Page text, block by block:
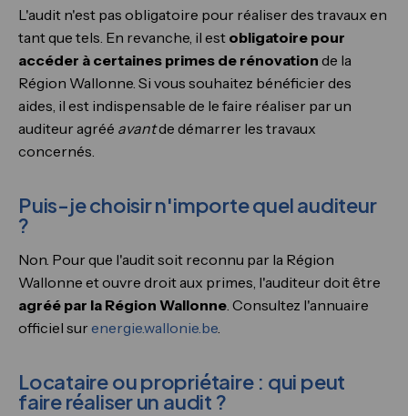
L'audit n'est pas obligatoire pour réaliser des travaux en
tant que tels. En revanche, il est obligatoire pour
accéder à certaines primes de rénovation de la
Région Wallonne. Si vous souhaitez bénéficier des
aides, il est indispensable de le faire réaliser par un
auditeur agréé avantde démarrer les travaux
concernés.
Puis-je choisir n'importe quel auditeur
?
Non. Pour que l'audit soit reconnu par la Région
Wallonne et ouvre droit aux primes, l'auditeur doit être
agréé par la Région Wallonne. Consultez l'annuaire
officiel sur energie.wallonie.be.
Locataire ou propriétaire : qui peut
faire réaliser un audit ?